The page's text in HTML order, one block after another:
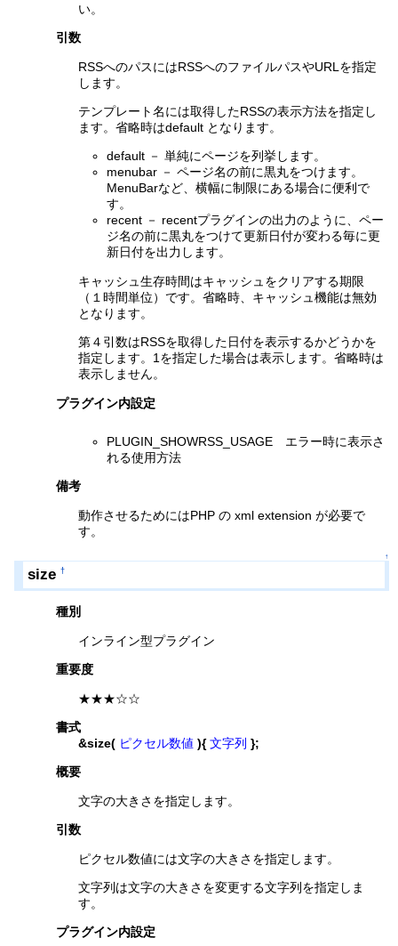
い。
引数
RSSへのパスにはRSSへのファイルパスやURLを指定
します。
テンプレート名には取得したRSSの表示方法を指定し
ます。省略時はdefault となります。
default － 単純にページを列挙します。
menubar － ページ名の前に黒丸をつけます。
MenuBarなど、横幅に制限にある場合に便利で
す。
recent － recentプラグインの出力のように、ペー
ジ名の前に黒丸をつけて更新日付が変わる毎に更
新日付を出力します。
キャッシュ生存時間はキャッシュをクリアする期限
（１時間単位）です。省略時、キャッシュ機能は無効
となります。
第４引数はRSSを取得した日付を表示するかどうかを
指定します。1を指定した場合は表示します。省略時は
表示しません。
プラグイン内設定
PLUGIN_SHOWRSS_USAGE エラー時に表示さ
れる使用方法
備考
動作させるためにはPHP の xml extension が必要で
す。
↑
size †
種別
インライン型プラグイン
重要度
★★★☆☆
書式
&size( ピクセル数値 ){ 文字列 };
概要
文字の大きさを指定します。
引数
ピクセル数値には文字の大きさを指定します。
文字列は文字の大きさを変更する文字列を指定しま
す。
プラグイン内設定